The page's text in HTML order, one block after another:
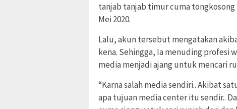
tanjab tanjab timur cuma
Mei 2020.
Lalu, akun tersebut mengatakan
kena. Sehingga, Ia menuding profesi
media menjadi ajang untuk mencari
“Karna salah media sendiri.. Akibat
apa tujuan media center itu sendir..